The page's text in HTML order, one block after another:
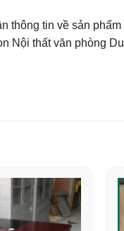
thông tin về sản
Nội thất văn phòng